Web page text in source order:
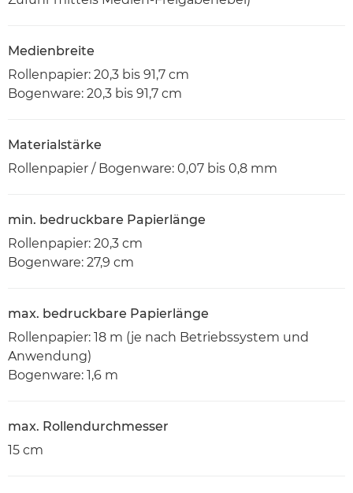
Medienbreite
Rollenpapier: 20,3 bis 91,7 cm
Bogenware: 20,3 bis 91,7 cm
Materialstärke
Rollenpapier / Bogenware: 0,07 bis 0,8 mm
min. bedruckbare Papierlänge
Rollenpapier: 20,3 cm
Bogenware: 27,9 cm
max. bedruckbare Papierlänge
Rollenpapier: 18 m (je nach Betriebssystem und
Anwendung)
Bogenware: 1,6 m
max. Rollendurchmesser
15 cm